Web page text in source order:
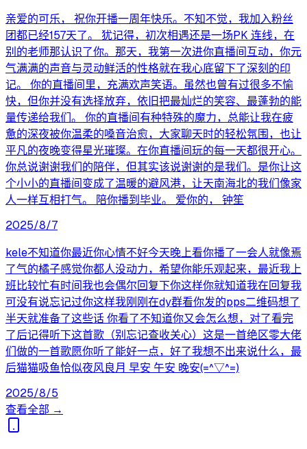
亲爱的可乐， 祝你开播一周年快乐。不知不觉，我加入粉丝
团都已经157天了。 犹记得，初次相遇还是一场PK 连线，在
别的老师那认识了你。那天，我第一次进你直播间互动，你元
气满满的声音与灵动鲜活的性格就在我心底留下了深刻的印
记。 你的直播间里，充满欢声笑语。虽然也曾有过很多不愉
快，但你并没有选择放弃，依旧把最灿烂的笑容、最蓬勃的能
量传递给我们。 你的直播间有种特殊的魔力，总能让我在疲
惫的深夜被你温柔的嗓音治愈，大家聊天时的轻松氛围，也让
平凡的夜晚变得星光璀璨。在你直播间玩的每一天都很开心。
你总说谢谢我们的陪伴，但其实该说谢谢的是我们。是你让这
个小小的直播间变成了温暖的避风港，让天南海北的我们像家
人一样互相打气。 陪你播到毕业。 爱你的， 钟笙
2025/8/7
kele不知道你最近你心情不好今天晚上看你播了一会人就像焉
了气的橘子感觉你都人没动力，希望你能乐观起来，最近我上
班比较忙有时间我也会偶尔回复下你这样你就知道我在回复我
可没有说忘记过你这样我刚刚在dy群看你发的pps二维码想了
半天就准备了这些话 你看了不知道你又会怎么想，对了看完
了后记得听下这首歌（别忘记查收关心）这是一首绝区零大佬
们做的一首歌愿你听了能好一点，好了我想不出来说什么，最
后猫猫吸鱼恰似夜风良月 早安 午安 晚安(=^▽^=)
2025/8/5
查看全部 →